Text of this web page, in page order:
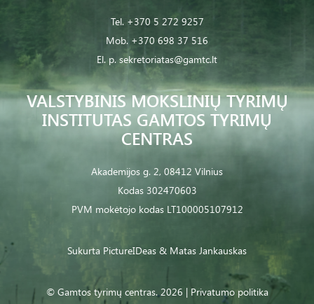
VALSTYBINIS MOKSLINIŲ TYRIMŲ
INSTITUTAS GAMTOS TYRIMŲ
CENTRAS
Akademijos g. 2, 08412 Vilnius
Kodas 302470603
PVM mokėtojo kodas LT100005107912
Tel. +370 5 272 9257
Mob. +370 698 37 516
El. p. sekretoriatas@gamtc.lt
© Gamtos tyrimų centras. 2026 | Privatumo politika
Sukurta PictureIDeas & Matas Jankauskas